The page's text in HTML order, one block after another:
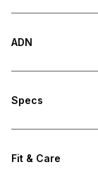
ADN
Specs
Fit & Care